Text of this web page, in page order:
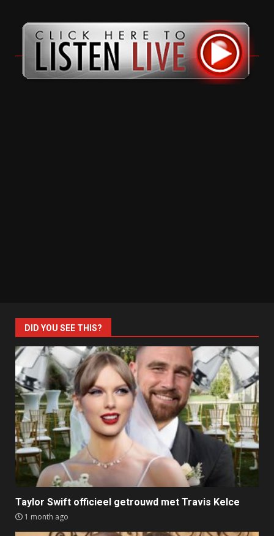
DID YOU SEE THIS?
Taylor Swift officieel getrouwd met Travis Kelce
1 month ago